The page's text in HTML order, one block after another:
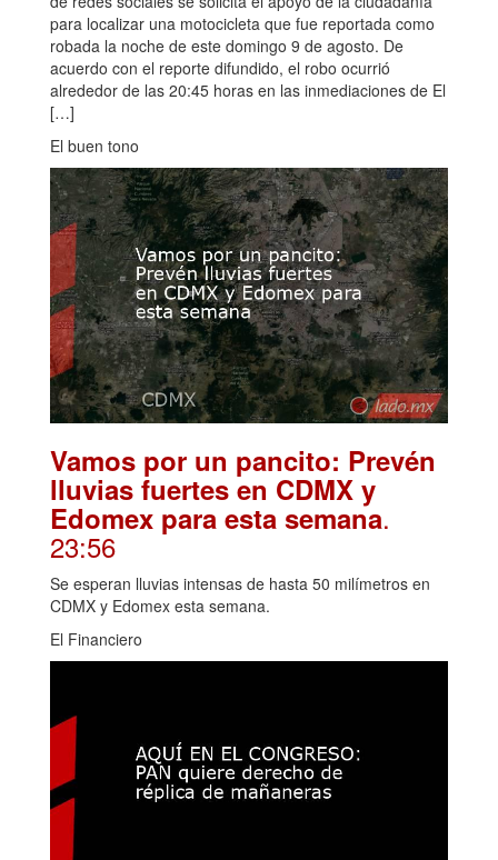
para localizar una motocicleta que fue reportada como
robada la noche de este domingo 9 de agosto. De
acuerdo con el reporte difundido, el robo ocurrió
alrededor de las 20:45 horas en las inmediaciones de El
[…]
El buen tono
Vamos por un pancito: Prevén
lluvias fuertes en CDMX y
Edomex para esta semana.
23:56
Se esperan lluvias intensas de hasta 50 milímetros en
CDMX y Edomex esta semana.
El Financiero